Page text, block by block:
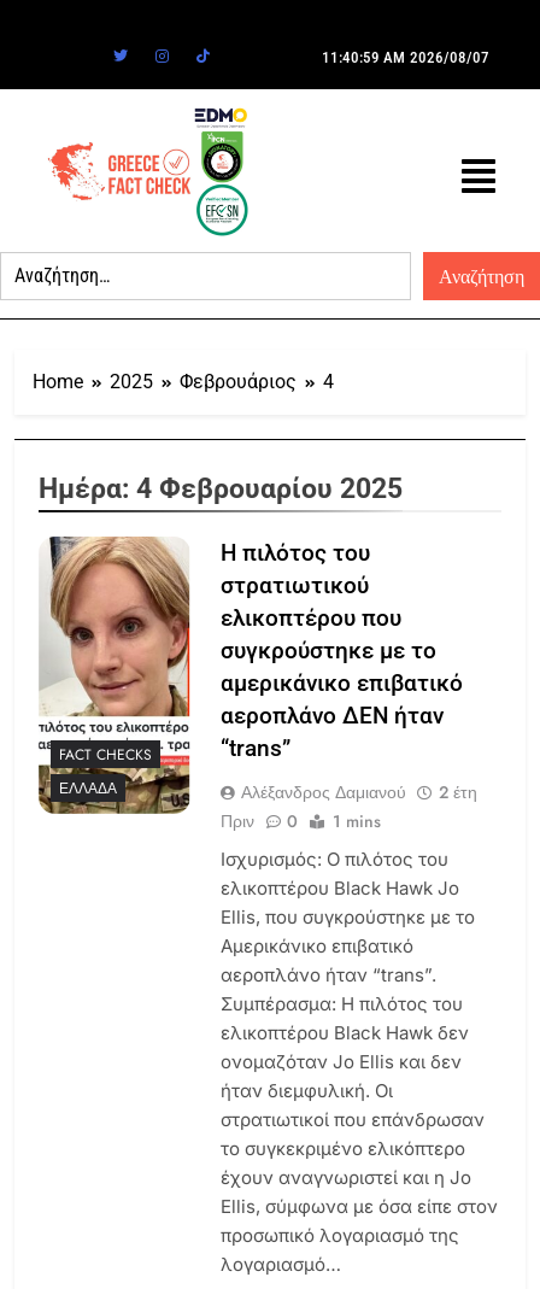
11:40:59 AM 2026/08/07
Home 2025 Φεβρουάριος 4
Ημέρα: 4 Φεβρουαρίου 2025
FACT CHECKS
ΕΛΛΆΔΑ
Η πιλότος του
στρατιωτικού
ελικοπτέρου που
συγκρούστηκε με το
αμερικάνικο επιβατικό
αεροπλάνο ΔΕΝ ήταν
“trans”
Αλέξανδρος Δαμιανού
2 έτη
Πριν
0 1 mins
Ισχυρισμός: Ο πιλότος του
ελικοπτέρου Black Hawk Jo
Ellis, που συγκρούστηκε με το
Αμερικάνικο επιβατικό
αεροπλάνο ήταν “trans”.
Συμπέρασμα: Η πιλότος του
ελικοπτέρου Black Hawk δεν
ονομαζόταν Jo Ellis και δεν
ήταν διεμφυλική. Οι
στρατιωτικοί που επάνδρωσαν
το συγκεκριμένο ελικόπτερο
έχουν αναγνωριστεί και η Jo
Ellis, σύμφωνα με όσα είπε στον
προσωπικό λογαριασμό της
λογαριασμό…